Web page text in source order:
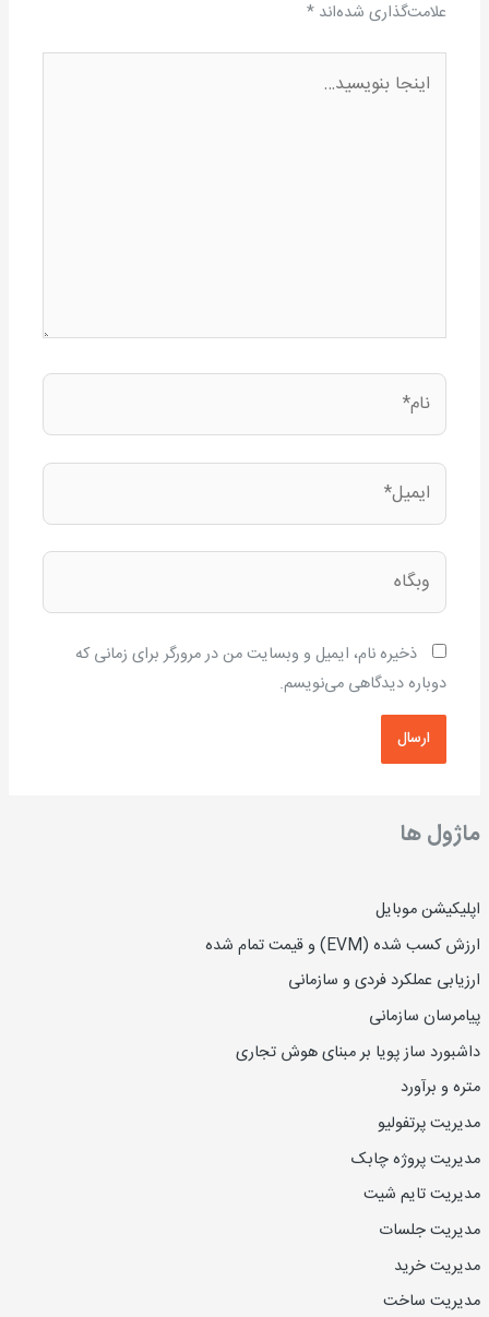
ماژول ها
اپلیکیشن موبایل
ارزش کسب شده (EVM) و قیمت تمام شده
ارزیابی عملکرد فردی و سازمانی
پیامرسان سازمانی
داشبورد ساز پویا بر مبنای هوش تجاری
متره و برآورد
مدیریت پرتفولیو
مدیریت پروژه چابک
مدیریت تایم شیت
مدیریت جلسات
مدیریت خرید
مدیریت ساخت
علامت‌گذاری شده‌اند*
بنویسید…
نام*
ایمیل*
وبگاه
ذخیره نام، ایمیل و وبسایت من در مرورگر برای زمانی که
دوباره دیدگاهی می‌نویسم.